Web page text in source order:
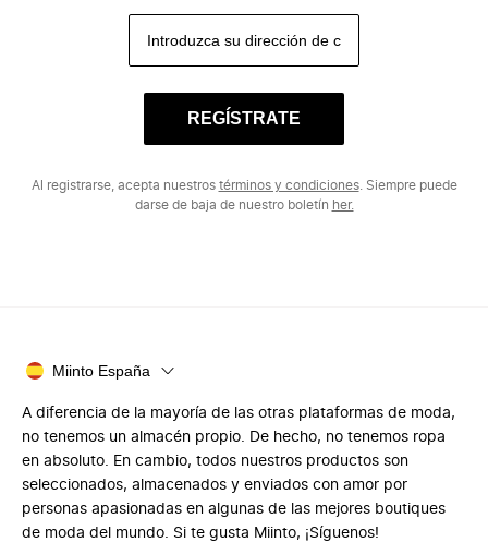
REGÍSTRATE
Al registrarse, acepta nuestros términos y condiciones. Siempre puede
darse de baja de nuestro boletín her.
Miinto España
A diferencia de la mayoría de las otras plataformas de moda,
no tenemos un almacén propio. De hecho, no tenemos ropa
en absoluto. En cambio, todos nuestros productos son
seleccionados, almacenados y enviados con amor por
personas apasionadas en algunas de las mejores boutiques
de moda del mundo. Si te gusta Miinto, ¡Síguenos!